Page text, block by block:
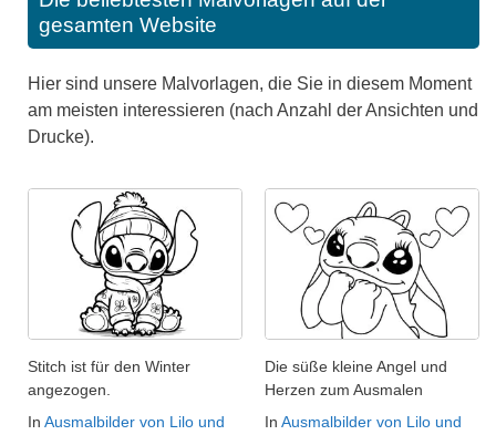
gesamten Website
Hier sind unsere Malvorlagen, die Sie in diesem Moment
am meisten interessieren (nach Anzahl der Ansichten und
Drucke).
Stitch ist für den Winter
angezogen.
In Ausmalbilder von Lilo und
Die süße kleine Angel und
Herzen zum Ausmalen
In Ausmalbilder von Lilo und